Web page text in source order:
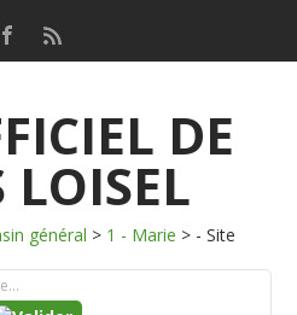
DE
LOISEL
général > 1 - Marie > - Site